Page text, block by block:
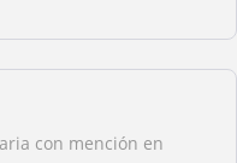
con mención en